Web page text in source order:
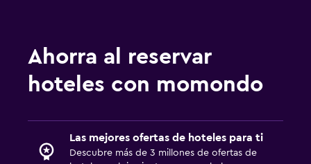
Ahorra al reservar
hoteles con momondo
Las mejores ofertas de hoteles para ti
Descubre más de 3 millones de ofertas de